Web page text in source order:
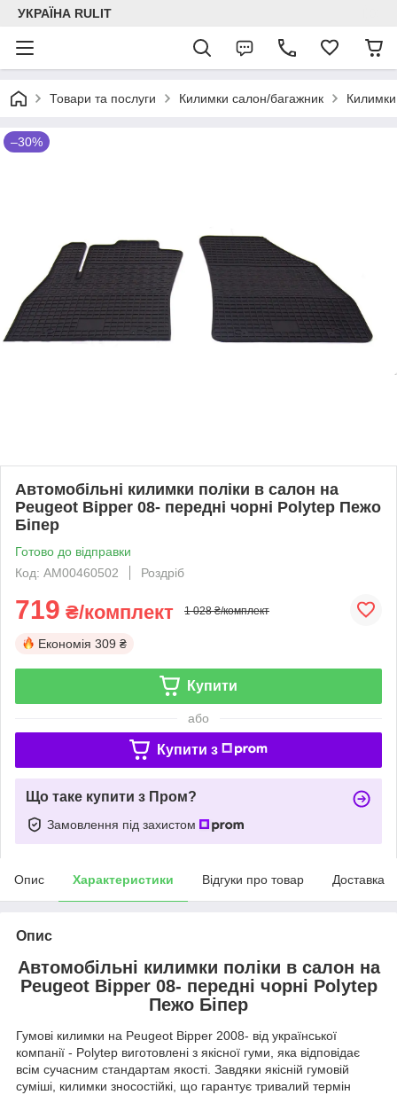
УКРАЇНА RULIT
Товари та послуги Килимки салон/багажник
–30%
Автомобільні килимки поліки в салон на
Peugeot Bipper 08- передні чорні Polytep Пежо
Біпер
Готово до відправки
Код: АМ00460502
Роздріб
719 ₴/комплект 1 028 ₴/комплект
Економія 309 ₴
Купити
або
Купити з
Що таке купити з Пром?
Замовлення під захистом
Опис Характеристики Відгуки про товар Доставка
Опис
Автомобільні килимки поліки в салон на
Peugeot Bipper 08- передні чорні Polytep
Пежо Біпер
Гумові килимки на Peugeot Bipper 2008- від української
компанії - Polytep виготовлені з якісної гуми, яка відповідає
всім сучасним стандартам якості. Завдяки якісній гумовій
суміші, килимки зносостійкі, що гарантує тривалий термін